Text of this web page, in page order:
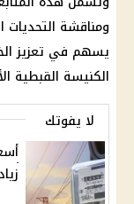
ومناقشة التحديات
يسهم في تعزيز
الكنيسة القبطية
لا يفوتك